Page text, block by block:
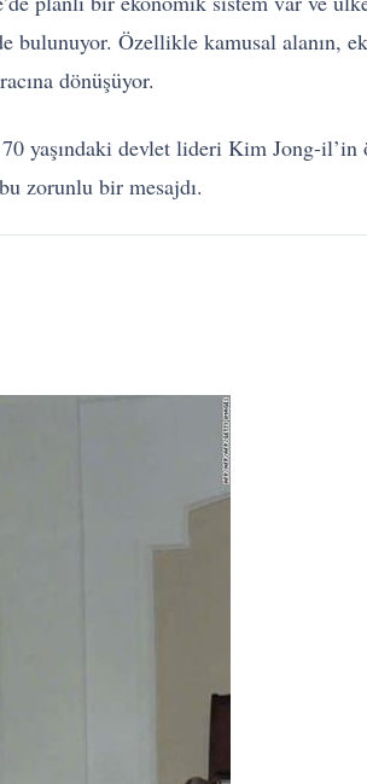
Özellikle kamusal alanın,
dönüşüyor.
yaşındaki devlet lideri Kim Jong-
zorunlu bir mesajdı.